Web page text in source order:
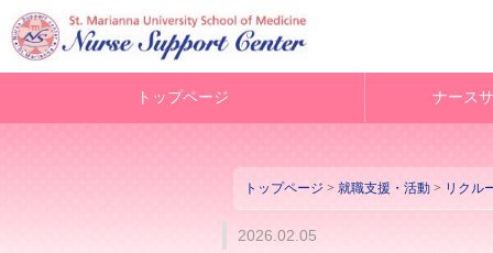
トップページ ナース
トップページ > 就職支援・活動 > リクル
2026.02.05